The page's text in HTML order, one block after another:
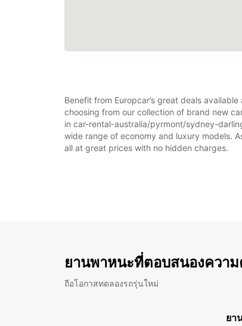
Benefit from Europcar’s great deals
choosing from our collection of brand new
in car-rental-australia/pyrmont/sydney-
wide range of economy and luxury models.
all at great prices with no hidden charges.
ยานพาหนะที่ตอบสนองควา
ถือโอกาสทดลองรถรุ่นใหม่
ยา